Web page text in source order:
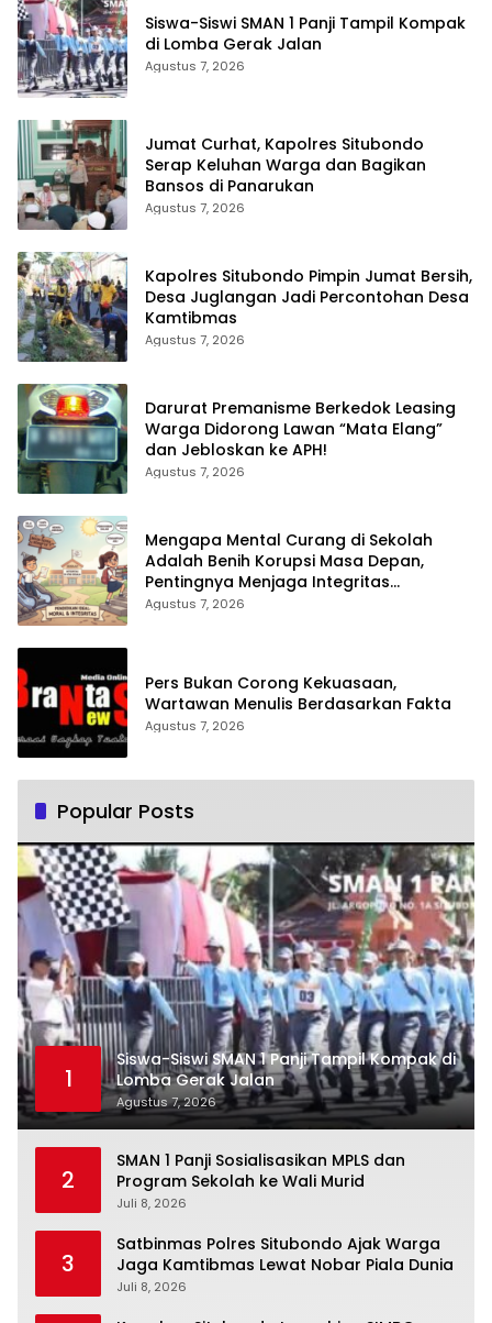
Siswa-Siswi SMAN 1 Panji Tampil Kompak
di Lomba Gerak Jalan
Agustus 7, 2026
Jumat Curhat, Kapolres Situbondo
Serap Keluhan Warga dan Bagikan
Bansos di Panarukan
Agustus 7, 2026
Kapolres Situbondo Pimpin Jumat Bersih,
Desa Juglangan Jadi Percontohan Desa
Kamtibmas
Agustus 7, 2026
Darurat Premanisme Berkedok Leasing
Warga Didorong Lawan “Mata Elang”
dan Jebloskan ke APH!
Agustus 7, 2026
Mengapa Mental Curang di Sekolah
Adalah Benih Korupsi Masa Depan,
Pentingnya Menjaga Integritas
Pendidikan
Agustus 7, 2026
Pers Bukan Corong Kekuasaan,
Wartawan Menulis Berdasarkan Fakta
Agustus 7, 2026
Popular Posts
1
Siswa-Siswi SMAN 1 Panji Tampil Kompak di
Lomba Gerak Jalan
Agustus 7, 2026
2
SMAN 1 Panji Sosialisasikan MPLS dan
Program Sekolah ke Wali Murid
Juli 8, 2026
3
Satbinmas Polres Situbondo Ajak Warga
Jaga Kamtibmas Lewat Nobar Piala Dunia
Juli 8, 2026